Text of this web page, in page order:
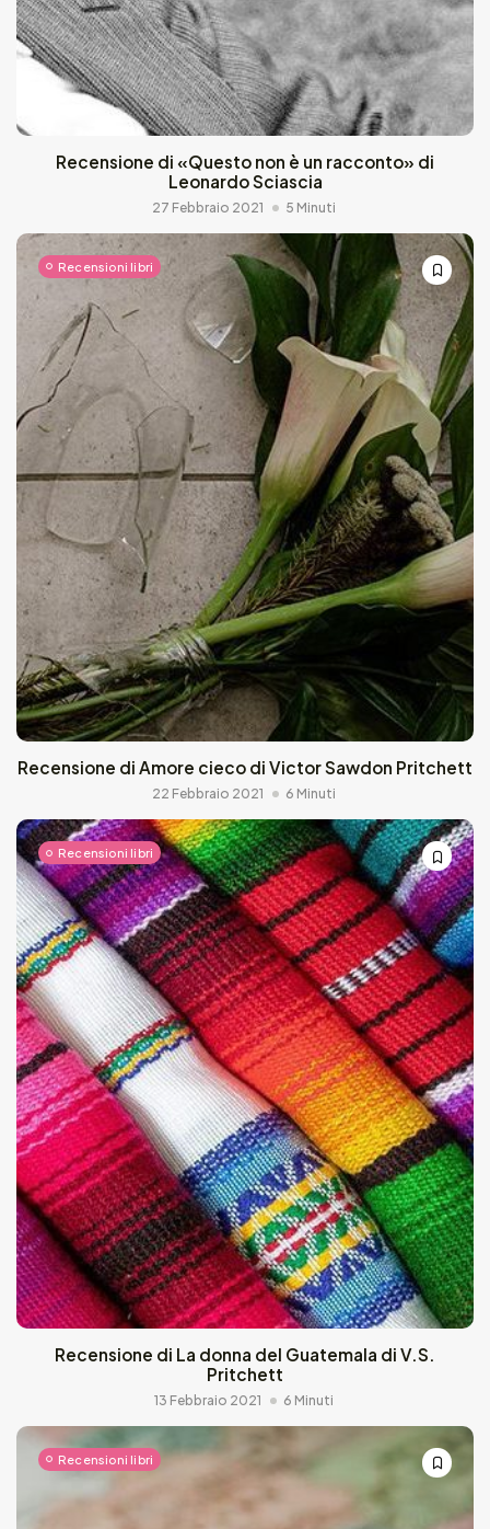
Recensione di «Questo non è un racconto» di
Leonardo Sciascia
27 Febbraio 2021 5 Minuti
Recensioni libri
Recensione di Amore cieco di Victor Sawdon Pritchett
22 Febbraio 2021 6 Minuti
Recensioni libri
Recensione di La donna del Guatemala di V.S.
Pritchett
13 Febbraio 2021 6 Minuti
Recensioni libri